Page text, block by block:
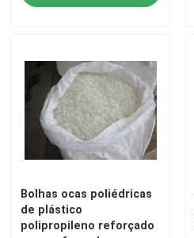
Bolhas ocas poliédricas
de plástico
polipropileno reforçado